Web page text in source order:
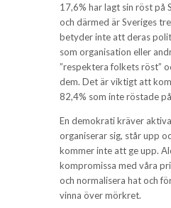
17,6% har lagt sin röst på
och därmed är Sveriges
betyder inte att deras
som organisation eller
”respektera folkets röst”
dem. Det är viktigt att
82,4% som inte röstade
En demokrati kräver
organiserar sig, står upp
kommer inte att ge upp.
kompromissa med våra
och normalisera hat och
vinna över mörkret.